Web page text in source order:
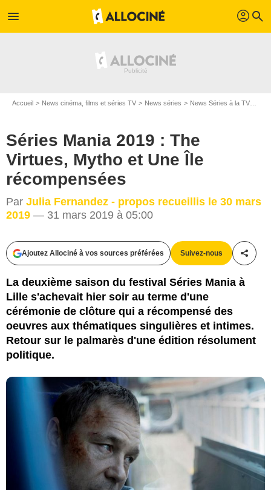
menu profil search
Accueil News cinéma, films et séries TV News séries News Séries à la TV
Séries Mania 2019 : The
Virtues, Mytho et Une Île
récompensées
Par Julia Fernandez - propos recueillis le 30 mars
2019 — 31 mars 2019 à 05:00
Ajoutez Allociné à vos sources préférées Suivez-nous
La deuxième saison du festival Séries Mania à
Lille s'achevait hier soir au terme d'une
cérémonie de clôture qui a récompensé des
oeuvres aux thématiques singulières et intimes.
Retour sur le palmarès d'une édition résolument
politique.